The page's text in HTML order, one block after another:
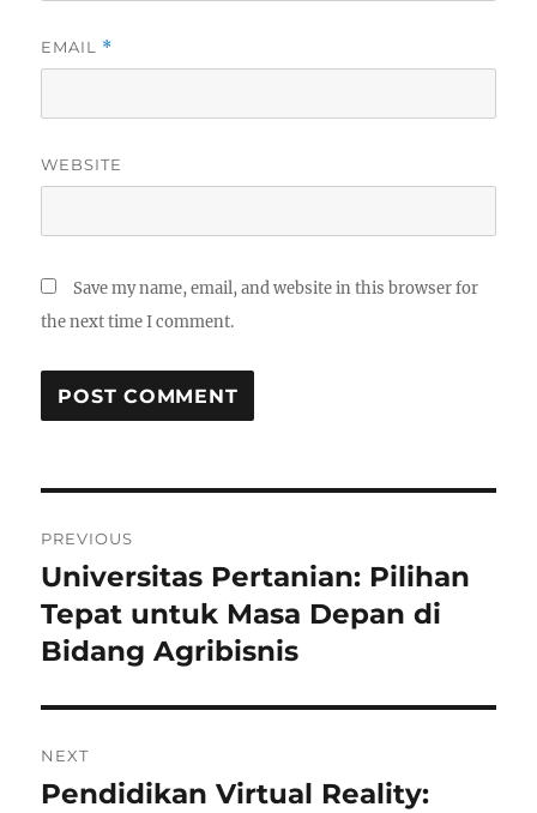
EMAIL *
WEBSITE
Save my name, email, and website in this browser for
the next time I comment.
navigation
PREVIOUS
Previous
post:
Universitas Pertanian: Pilihan
Tepat untuk Masa Depan di
Bidang Agribisnis
NEXT
Next
Pendidikan Virtual Reality: